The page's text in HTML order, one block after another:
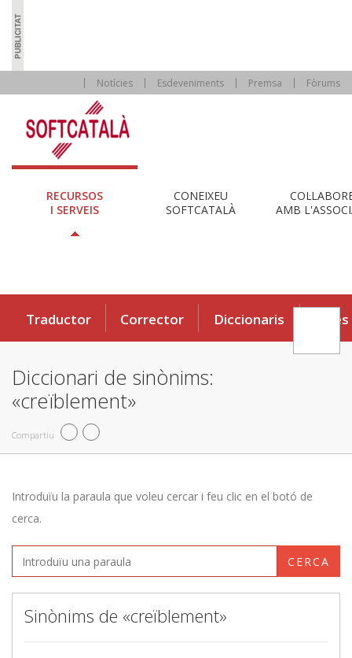
Notícies Esdeveniments Premsa Fòrums
RECURSOS
I SERVEIS
CONEIXEU
SOFTCATALÀ
AMB
Traductor Corrector Diccionaris Eines
Diccionari de sinònims:
«creïblement»
Compartiu
Introduïu la paraula que voleu cercar i feu clic en el botó de
cerca.
CERCA
Sinònims de «creïblement»